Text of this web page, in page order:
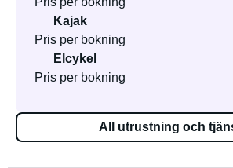
Kajak
Pris per bokning
Elcykel
Pris per bokning
All utrustning och